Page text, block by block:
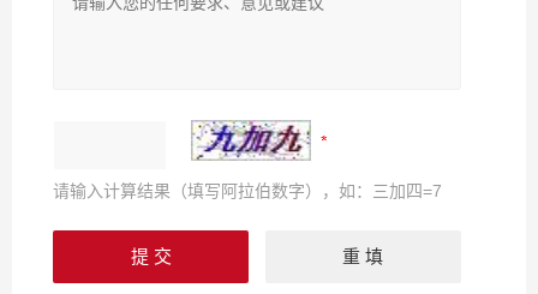
请输入计算结果（填写阿拉伯数字），如：三加四=7